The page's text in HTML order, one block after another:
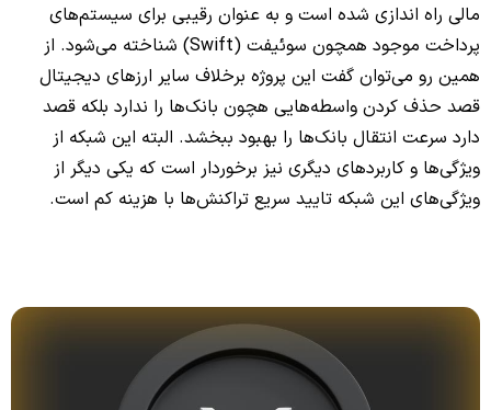
مالی راه اندازی شده است و به عنوان رقیبی برای سیستم‌های
پرداخت موجود همچون سوئیفت (Swift) شناخته می‌شود. از
همین رو می‌توان گفت این پروژه برخلاف سایر ارزهای دیجیتال
قصد حذف کردن واسطه‌هایی هچون بانک‌ها را ندارد بلکه قصد
دارد سرعت انتقال بانک‌ها را بهبود ببخشد. البته این شبکه از
ویژگی‌ها و کاربردهای دیگری نیز برخوردار است که یکی دیگر از
ویژگی‌های این شبکه تایید سریع تراکنش‌ها با هزینه کم است.